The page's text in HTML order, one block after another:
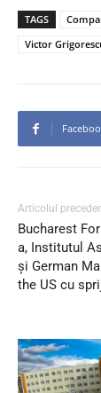
TAGS
Victor
Articolul
Bucharest
a, Institutul
și German
the US cu